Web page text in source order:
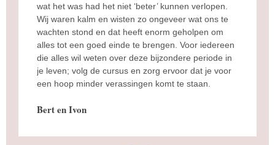
wat het was had het niet ‘beter’ kunnen verlopen.
Wij waren kalm en wisten zo ongeveer wat ons te
wachten stond en dat heeft enorm geholpen om
alles tot een goed einde te brengen. Voor iedereen
die alles wil weten over deze bijzondere periode in
je leven; volg de cursus en zorg ervoor dat je voor
een hoop minder verassingen komt te staan.
Bert en Ivon